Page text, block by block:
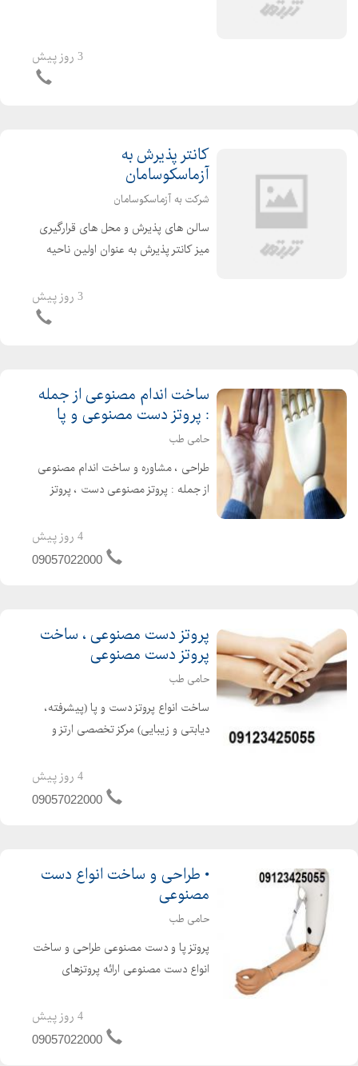
موثرترین روش های تصفیه هوا است.
3 روز پیش
کانتر پذیرش به
آزماسکوسامان
شرکت به آزماسکوسامان
سالن های پذیرش و محل های قرارگیری
میز کانتر پذیرش به عنوان اولین ناحیه
دفتر کار شما شناخته میشود . و میتواند
تاثیر بسزایی در تصویر ذهنی اولیه ارباب
3 روز پیش
ساخت اندام مصنوعی از جمله
: پروتز دست مصنوعی و پا
حامی طب
طراحی ، مشاوره و ساخت اندام مصنوعی
از جمله : پروتز مصنوعی دست ، پروتز
کلینیک ارتوپدی حامی طب (ارتوز و
پروتز) تماس با حامی طب حامی تب :
4 روز پیش
09057022000
پروتز دست مصنوعی ، ساخت
پروتز دست مصنوعی
حامی طب
ساخت انواع پروتز دست و پا (پیشرفته،
دیابتی و زیبایی) مرکز تخصصی ارتز و
شده است . این مرکز با بهره گیری از
کادری مجرب و متخصص و با استفاده از
4 روز پیش
09057022000
• طراحی و ساخت انواع دست
مصنوعی
حامی طب
پروتز پا و دست مصنوعی طراحی و ساخت
انواع دست مصنوعی ارائه پروتزهای
که به تازگی قطع عضو ( آمپوتاسیون )
نموده اند . گذراندن دوره آموزشی جهت
4 روز پیش
09057022000